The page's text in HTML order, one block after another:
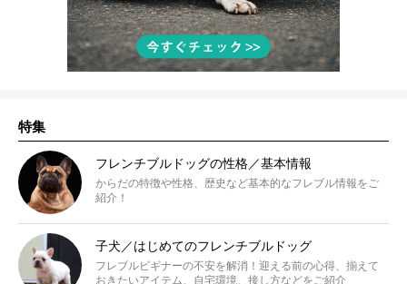
特集
フレンチブルドッグの性格／基本情報
からだの特徴や性格、歴史など基本的なフレブル情報をご
紹介！
子犬／はじめてのフレンチブルドッグ
フレブルビギナーの不安を解消！迎える前の心得、揃えて
おきたいアイテム、自宅環境、接し方などをご紹介